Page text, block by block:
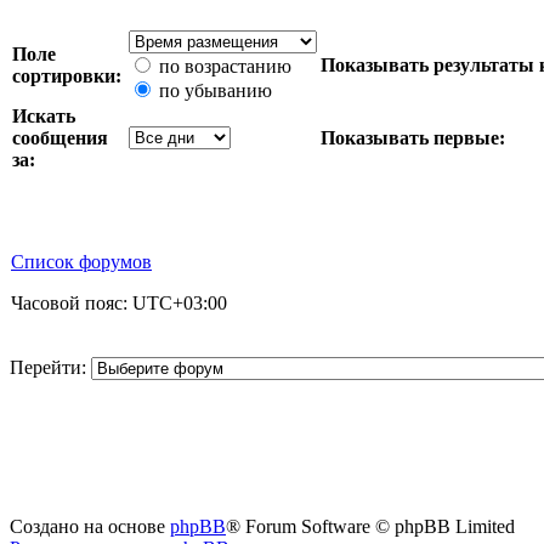
Поле
сортировки:
по возрастанию
по убыванию
Показывать результаты
Искать
сообщения
за:
Показывать первые:
Список форумов
Часовой пояс: UTC+03:00
Перейти:
Создано на основе phpBB® Forum Software © phpBB Limited